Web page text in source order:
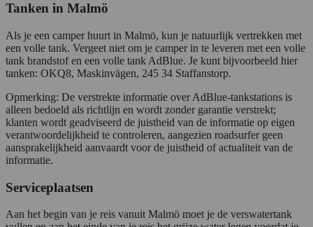
Tanken in Malmö
Als je een camper huurt in Malmö, kun je natuurlijk vertrekken met
een volle tank. Vergeet niet om je camper in te leveren met een volle
tank brandstof en een volle tank AdBlue. Je kunt bijvoorbeeld hier
tanken: OKQ8, Maskinvägen, 245 34 Staffanstorp.
Opmerking: De verstrekte informatie over AdBlue-tankstations is
alleen bedoeld als richtlijn en wordt zonder garantie verstrekt;
klanten wordt geadviseerd de juistheid van de informatie op eigen
verantwoordelijkheid te controleren, aangezien roadsurfer geen
aansprakelijkheid aanvaardt voor de juistheid of actualiteit van de
informatie.
Serviceplaatsen
Aan het begin van je reis vanuit Malmö moet je de verswatertank